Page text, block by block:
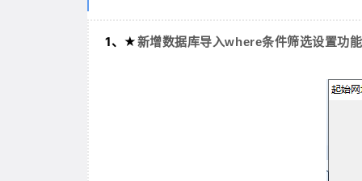
1、★新增数据库导入where条件筛选设置功能